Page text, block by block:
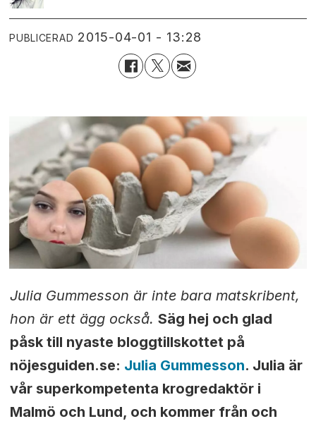
PUBLICERAD 2015-04-01 - 13:28
Julia Gummesson är inte bara matskribent,
hon är ett ägg också. Säg hej och glad
påsk till nyaste bloggtillskottet på
nöjesguiden.se: Julia Gummesson. Julia är
vår superkompetenta krogredaktör i
Malmö och Lund, och kommer från och